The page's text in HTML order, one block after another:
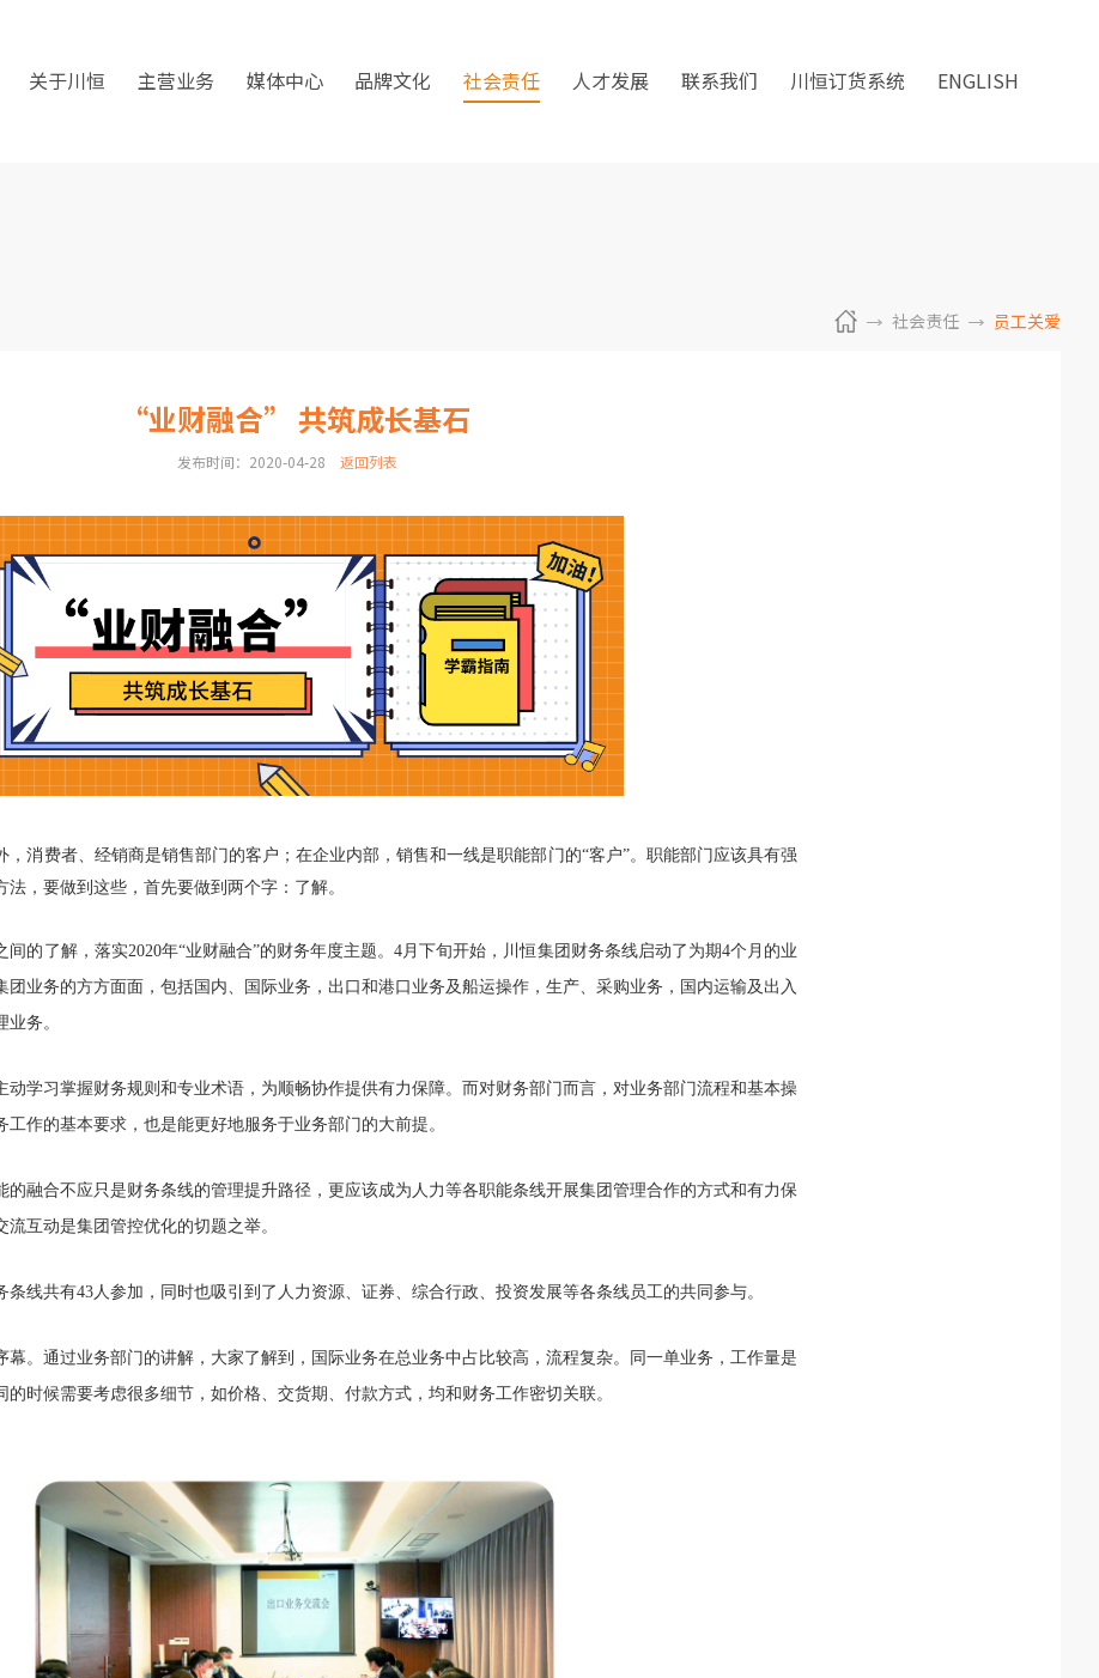
关于川恒 主营业务 媒体中心 品牌文化 社会责任 人才发展 联系我们 川恒订货系统 ENGLISH
社会责任 员工关爱
“业财融合” 共筑成长基石
发布时间：2020-04-28 返回列表
，消费者、经销商是销售部门的客户；在企业内部，销售和一线是职能部门的“客户”。职能部门应该具有强
，要做到这些，首先要做到两个字：了解。
间的了解，落实2020年“业财融合”的财务年度主题。4月下旬开始，川恒集团财务条线启动了为期4个月的业
团业务的方方面面，包括国内、国际业务，出口和港口业务及船运操作，生产、采购业务，国内运输及出入
务。
动学习掌握财务规则和专业术语，为顺畅协作提供有力保障。而对财务部门而言，对业务部门流程和基本操
作的基本要求，也是能更好地服务于业务部门的大前提。
的融合不应只是财务条线的管理提升路径，更应该成为人力等各职能条线开展集团管理合作的方式和有力保
互动是集团管控优化的切题之举。
线共有43人参加，同时也吸引到了人力资源、证券、综合行政、投资发展等各条线员工的共同参与。
幕。通过业务部门的讲解，大家了解到，国际业务在总业务中占比较高，流程复杂。同一单业务，工作量是
的时候需要考虑很多细节，如价格、交货期、付款方式，均和财务工作密切关联。